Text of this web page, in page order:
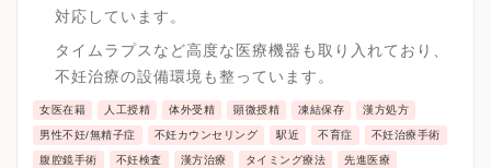
対応しています。
タイムラプスなど高度な医療機器も取り入れており、
不妊治療の設備環境も整っています。
女医在籍 人工授精 体外受精 顕微授精 凍結保存 漢方処方
男性不妊/無精子症 不妊カウンセリング 駅近 不育症 不妊治療手術
腹腔鏡手術 不妊検査 漢方治療 タイミング療法 先進医療